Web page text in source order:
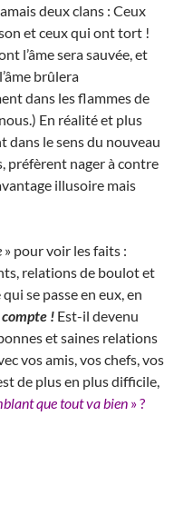
deux clans : Ceux
et ceux qui ont tort !
l’âme sera sauvée, et
brûlera
dans les flammes de
En réalité et plus
dans le sens du nouveau
préfèrent nager à contre
illusoire mais
» pour voir les faits :
relations de boulot et
se passe en eux, en
! Est-il devenu
et saines relations
vos amis, vos chefs, vos
de plus en plus difficile,
que tout va bien » ?